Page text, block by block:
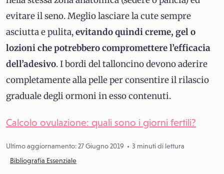
evitare il seno. Meglio lasciare la cute sempre
asciutta e pulita,evitando quindi creme, gel o
lozioni che potrebbero compromettere l’efficacia
dell’adesivo. I bordi del talloncino devono aderire
completamente alla pelle per consentire il rilascio
graduale degli ormoni in esso contenuti.
Calcolo ovulazione: quali sono i giorni fertili?
Ultimo aggiornamento: 27 Giugno 2019
3 minuti di lettura
Bibliografia Essenziale